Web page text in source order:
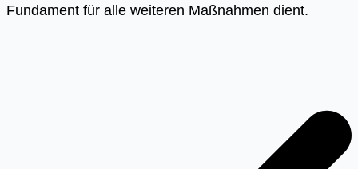
Fundament für alle weiteren Maßnahmen dient.